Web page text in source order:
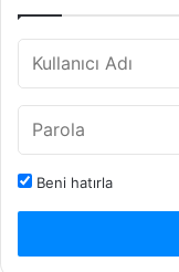
Beni hatırla